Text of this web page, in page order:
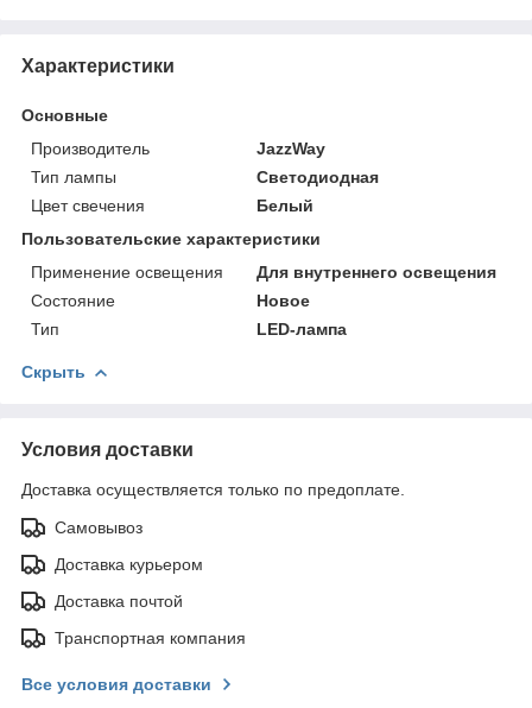
Характеристики
Основные
Производитель
JazzWay
Тип лампы
Светодиодная
Цвет свечения
Белый
Пользовательские характеристики
Применение освещения
Для внутреннего освещения
Состояние
Новое
Тип
LED-лампа
Скрыть
Условия доставки
Доставка осуществляется только по предоплате.
Самовывоз
Доставка курьером
Доставка почтой
Транспортная компания
Все условия доставки